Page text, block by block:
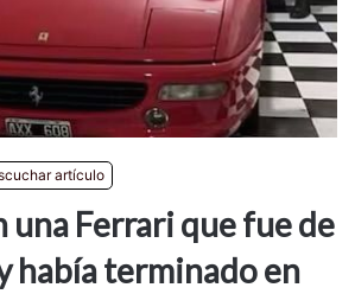
artículo
una Ferrari que fue de
había terminado en